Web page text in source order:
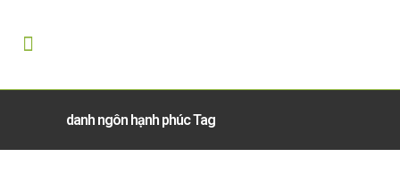
danh ngôn hạnh phúc Tag